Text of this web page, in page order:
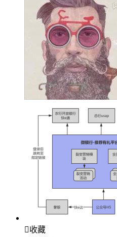
收藏